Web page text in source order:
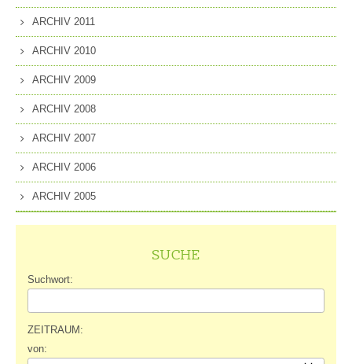
ARCHIV 2011
ARCHIV 2010
ARCHIV 2009
ARCHIV 2008
ARCHIV 2007
ARCHIV 2006
ARCHIV 2005
SUCHE
Suchwort:
ZEITRAUM:
von: